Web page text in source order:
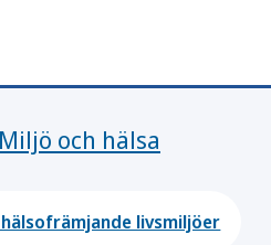
Miljö och hälsa
livsmiljöer